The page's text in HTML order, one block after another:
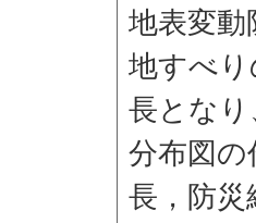
地表変動
地すべ
長とな
分布図の
長，防